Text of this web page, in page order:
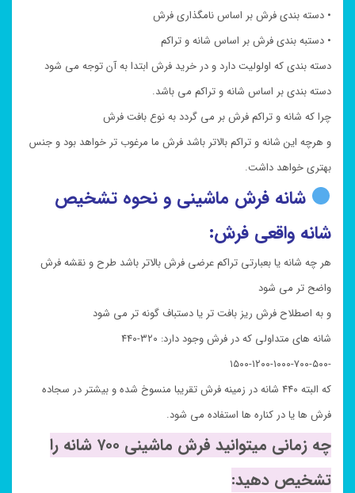
• دسته بندی فرش بر اساس نامگذاری فرش
• دستبه بندی فرش بر اساس شانه و تراکم
دسته بندی که اولولیت دارد و در خرید فرش ابتدا به آن توجه می شود
دسته بندی بر اساس شانه و تراکم می باشد.
چرا که شانه و تراکم فرش بر می گردد به نوع بافت فرش
و هرچه این شانه و تراکم بالاتر باشد فرش ما مرغوب تر خواهد بود و جنس
بهتری خواهد داشت.
شانه فرش ماشینی و نحوه تشخیص
شانه واقعی فرش:
هر چه شانه یا بعبارتی تراکم عرضی فرش بالاتر باشد طرح و نقشه فرش
واضح تر می شود
و به اصطلاح فرش ریز بافت تر یا دستباف گونه تر می شود
شانه های متداولی که در فرش وجود دارد: ۳۲۰-۴۴۰
-۵۰۰-۷۰۰-۱۰۰۰-۱۲۰۰-۱۵۰۰
که البته ۴۴۰ شانه در زمینه فرش تقریبا منسوخ شده و بیشتر در سجاده
فرش ها یا در کناره ها استفاده می شود.
چه زمانی میتوانید فرش ماشینی ۷۰۰ شانه را
تشخیص دهید: